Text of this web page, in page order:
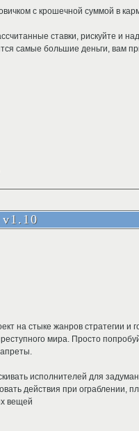
с крошечной суммой в
ставки, рискуйте и
самые большие деньги, вам
на стыке жанров стратегии
мира. Просто
исполнителей для
действия при ограблении,
вещей